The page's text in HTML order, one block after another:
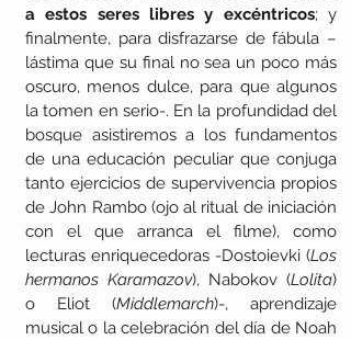
a estos seres libres y excéntricos; y
finalmente, para disfrazarse de fábula –
lástima que su final no sea un poco más
oscuro, menos dulce, para que algunos
la tomen en serio-. En la profundidad del
bosque asistiremos a los fundamentos
de una educación peculiar que conjuga
tanto ejercicios de supervivencia propios
de John Rambo (ojo al ritual de iniciación
con el que arranca el filme), como
lecturas enriquecedoras -Dostoievki (Los
hermanos Karamazov), Nabokov (Lolita)
o Eliot (Middlemarch)-, aprendizaje
musical o la celebración del día de Noah